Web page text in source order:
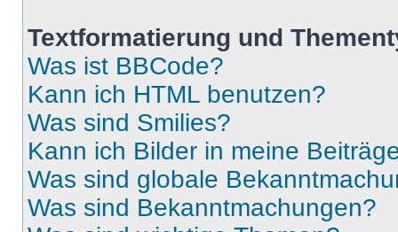
Textformatierung und
Was ist BBCode?
Kann ich HTML benutzen?
Was sind Smilies?
Kann ich Bilder in meine
Was sind globale
Was sind Bekanntmachungen?